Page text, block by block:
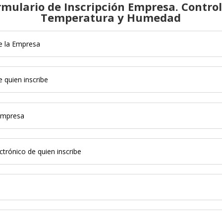
de Inscripción Empresa.
Temperatura y Humedad